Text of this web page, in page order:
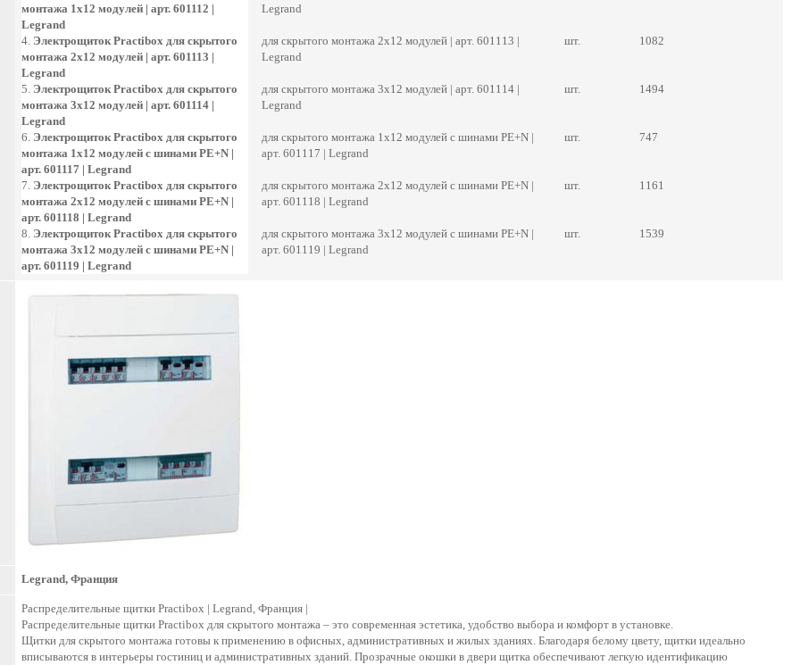
монтажа 1х12 модулей | арт. 601112 |
Legrand
Legrand
4. Электрощиток Practibox для скрытого
монтажа 2х12 модулей | арт. 601113 |
Legrand
для скрытого монтажа 2х12 модулей | арт. 601113 |
Legrand
шт. 1082
5. Электрощиток Practibox для скрытого
монтажа 3х12 модулей | арт. 601114 |
Legrand
для скрытого монтажа 3х12 модулей | арт. 601114 |
Legrand
шт. 1494
6. Электрощиток Practibox для скрытого
монтажа 1х12 модулей c шинами PE+N |
арт. 601117 | Legrand
для скрытого монтажа 1х12 модулей c шинами PE+N |
арт. 601117 | Legrand
шт. 747
7. Электрощиток Practibox для скрытого
монтажа 2х12 модулей c шинами PE+N |
арт. 601118 | Legrand
для скрытого монтажа 2х12 модулей c шинами PE+N |
арт. 601118 | Legrand
шт. 1161
8. Электрощиток Practibox для скрытого
монтажа 3х12 модулей c шинами PE+N |
арт. 601119 | Legrand
для скрытого монтажа 3х12 модулей c шинами PE+N |
арт. 601119 | Legrand
шт. 1539
Legrand, Франция
Распределительные щитки Practibox | Legrand, Франция |
Распределительные щитки Practibox для скрытого монтажа – это современная эстетика, удобство выбора и комфорт в установке.
Щитки для скрытого монтажа готовы к применению в офисных, административных и жилых зданиях. Благодаря белому цвету, щитки идеально
вписываются в интерьеры гостиниц и административных зданий. Прозрачные окошки в двери щитка обеспечивают легкую идентификацию